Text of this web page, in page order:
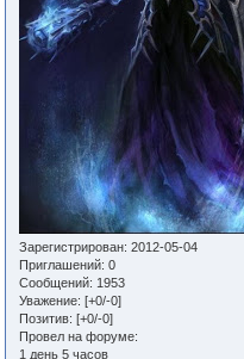
Зарегистрирован: 2012-05-04
Приглашений: 0
Сообщений: 1953
Уважение: [+0/-0]
Позитив: [+0/-0]
Провел на форуме:
1 день 5 часов